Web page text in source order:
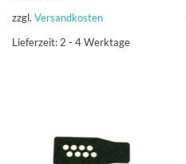
zzgl. Versandkosten
Lieferzeit:2 - 4 Werktage